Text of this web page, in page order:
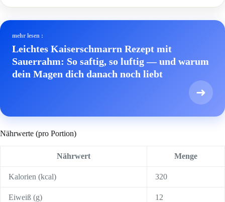
mehr lesen :
Leichtes Kaiserschmarrn Rezept mit
Sauerrahm: So saftig, so luftig — und warum
dein Magen dich danach noch liebt
➜
Nährwerte (pro Portion)
Nährwert Menge
Kalorien (kcal) 320
Eiweiß (g) 12